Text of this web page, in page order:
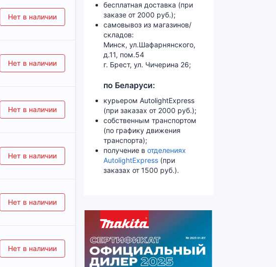
Нет в наличии
Нет в наличии
Нет в наличии
привод FIRMAN ACD-50/260 (260л/мин,1.8кВт,50л,8атм, )]
Нет в наличии
прямой привод FIRMAN ACD-50/400 (400л/мин,2.2кВт,50л,10атм, )]
Нет в наличии
Нет в наличии
бесплатная доставка (при
заказе от 2000 руб.);
самовывоз из магазинов/
складов:
Минск, ул.Шафарнянского,
д.11, пом.54
г. Брест, ул. Чичерина 26;
по Беларуси:
курьером AutolightExpress
(при заказах от 2000 руб.);
собственным транспортом
(по графику движения
транспорта);
получение в отделениях
AutolightExpress (при
заказах от 1500 руб.).